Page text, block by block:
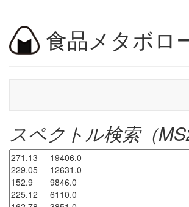
食品メタボロ
スペクトル検索（